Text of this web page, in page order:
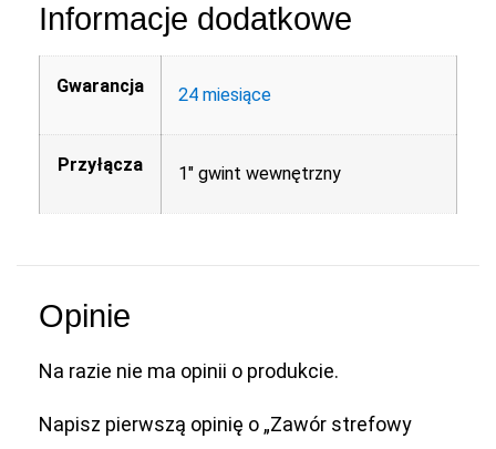
Informacje dodatkowe
Gwarancja 24 miesiące
Przyłącza 1" gwint wewnętrzny
Opinie
Na razie nie ma opinii o produkcie.
Napisz pierwszą opinię o „Zawór strefowy